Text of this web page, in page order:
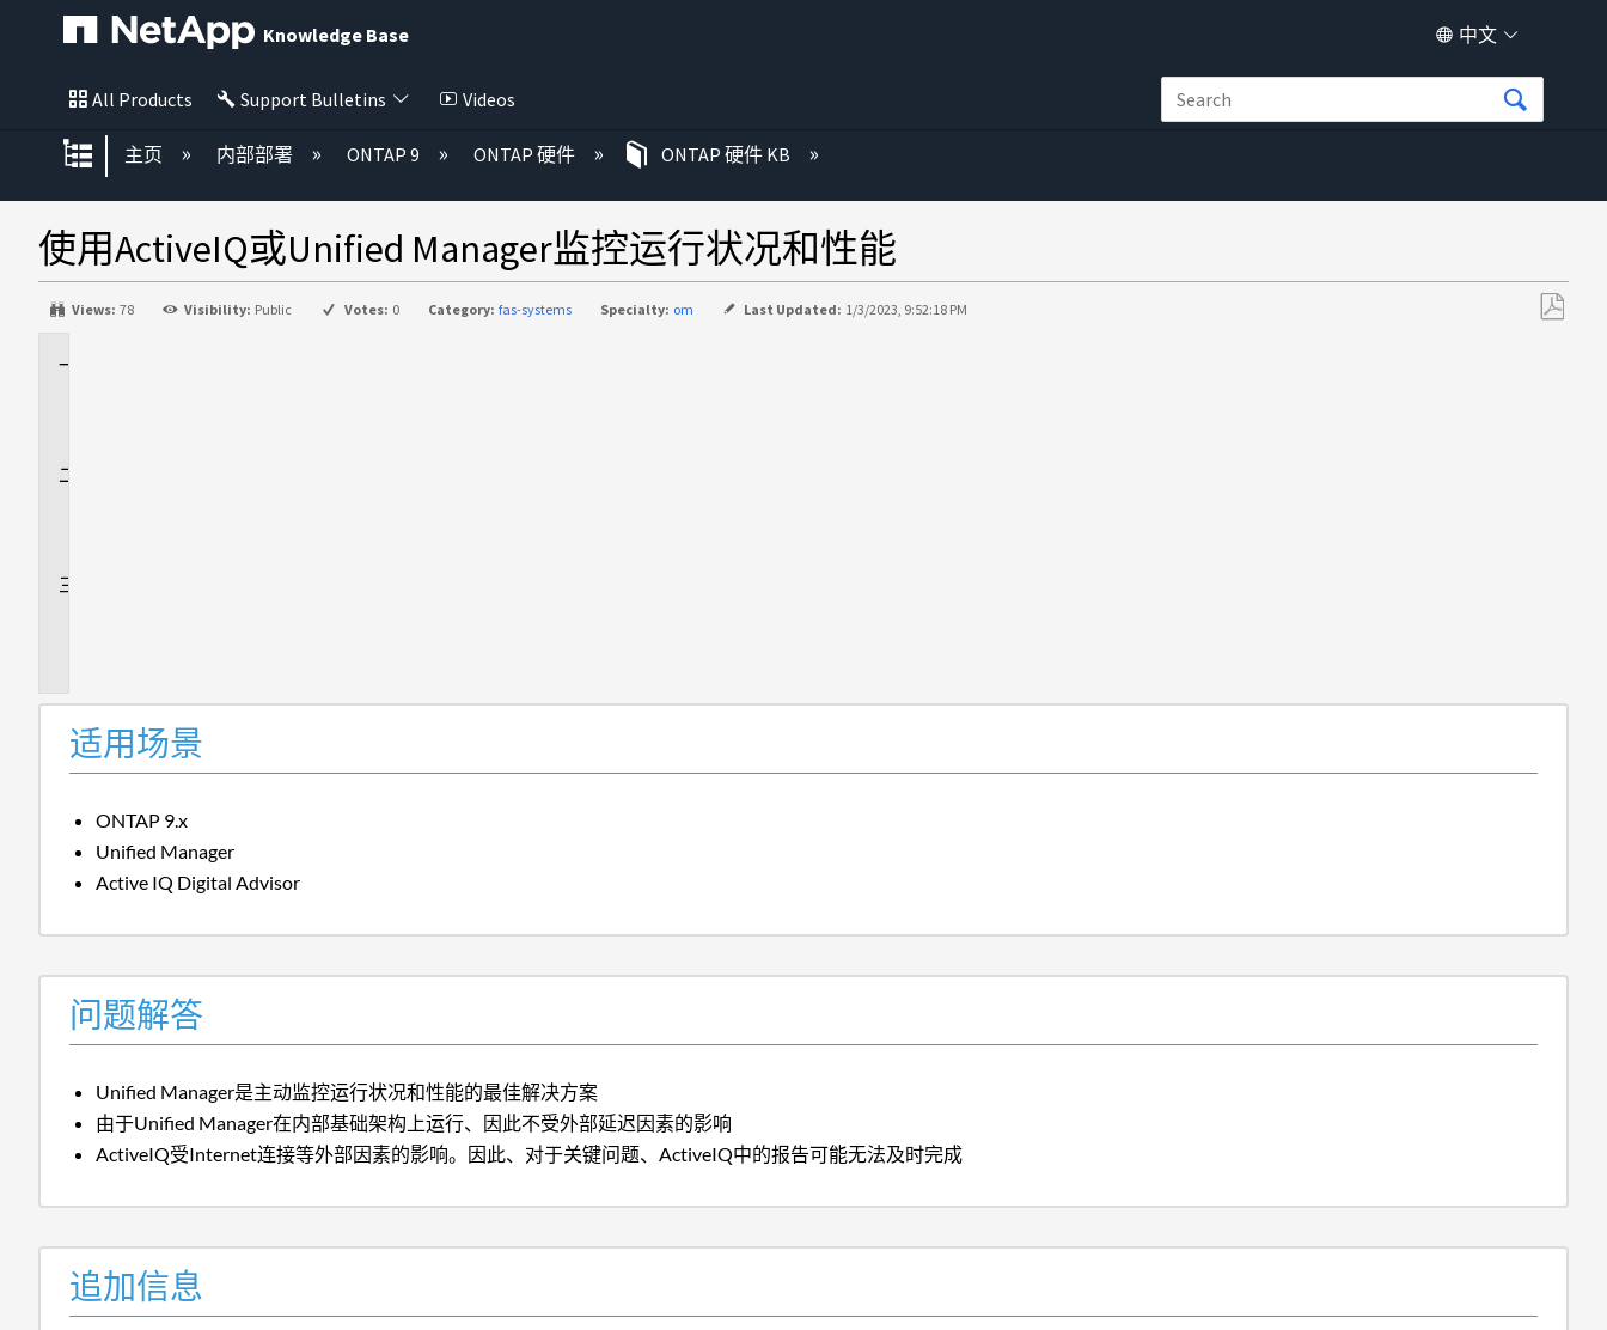
Knowledge Base 中文
All Products Support Bulletins Videos
扩展/隐缩全局层次
主页 内部部署 ONTAP 9 ONTAP 硬件 ONTAP 硬件 KB
使用ActiveIQ或Unified Manager监控运行状况和性能
Views: 78 Visibility: Public Votes: 0 Category: fas-systems Specialty: om Last Updated: 1/3/2023, 9:52:18 PM
适用场景
ONTAP 9.x
Unified Manager
Active IQ Digital Advisor
问题解答
Unified Manager是主动监控运行状况和性能的最佳解决方案
由于Unified Manager在内部基础架构上运行、因此不受外部延迟因素的影响
ActiveIQ受Internet连接等外部因素的影响。因此、对于关键问题、ActiveIQ中的报告可能无法及时完成
追加信息